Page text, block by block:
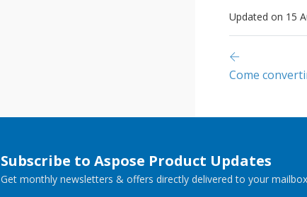
Updated on 15
Come
Subscribe to Aspose Product Updates
Get monthly newsletters & offers directly delivered to your